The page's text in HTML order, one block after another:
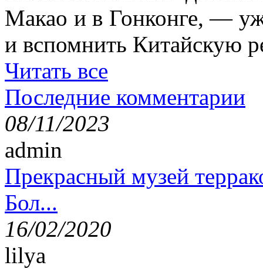
Макао и в Гонконге, —
и вспомнить Китайскую
Читать все
Последние комментарии
08/11/2023
admin
Прекрасный музей
Бол...
16/02/2020
lilya